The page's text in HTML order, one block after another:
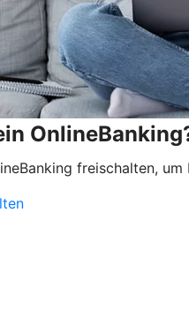
freischalten,